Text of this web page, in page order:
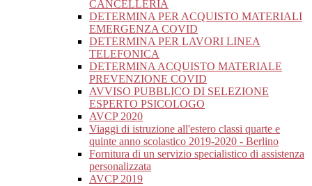
CANCELLERIA
DETERMINA PER ACQUISTO MATERIALI
EMERGENZA COVID
DETERMINA PER LAVORI LINEA
TELEFONICA
DETERMINA ACQUISTO MATERIALE
PREVENZIONE COVID
AVVISO PUBBLICO DI SELEZIONE
ESPERTO PSICOLOGO
AVCP 2020
Viaggi di istruzione all'estero classi quarte e
quinte anno scolastico 2019-2020 - Berlino
Fornitura di un servizio specialistico di assistenza
personalizzata
AVCP 2019